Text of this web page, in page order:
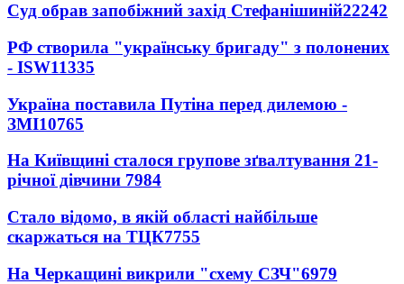
Суд обрав запобіжний захід Стефанішиній22242
РФ створила "українську бригаду" з полонених
- ISW11335
Україна поставила Путіна перед дилемою -
ЗМІ10765
На Київщині сталося групове зґвалтування 21-
річної дівчини 7984
Стало відомо, в якій області найбільше
скаржаться на ТЦК7755
На Черкащині викрили "схему СЗЧ"6979